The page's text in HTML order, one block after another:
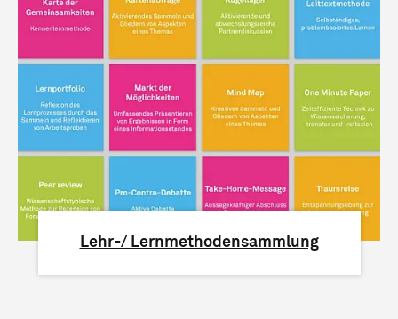
Lehr-/ Lernmethodensammlung